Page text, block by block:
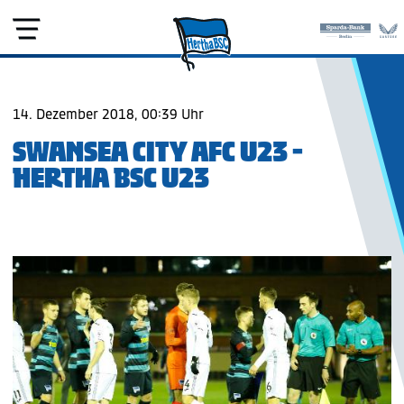
14. Dezember 2018, 00:39 Uhr
SWANSEA CITY AFC U23 -
HERTHA BSC U23